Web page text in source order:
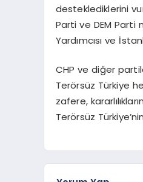
desteklediklerini
Parti ve DEM Parti
Yardımcısı ve
CHP ve diğer
Terörsüz Türkiye
zafere,
Terörsüz